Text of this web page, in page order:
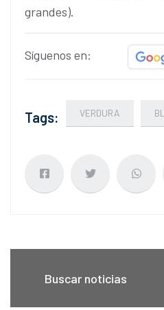
grandes).
Síguenos en:
Tags: VERDURA